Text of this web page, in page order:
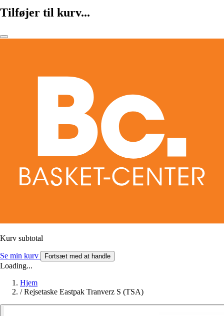
Tilføjer til kurv...
Kurv subtotal
Se min kurv Fortsæt med at handle
Loading...
Hjem
/ Rejsetaske Eastpak Tranverz S (TSA)